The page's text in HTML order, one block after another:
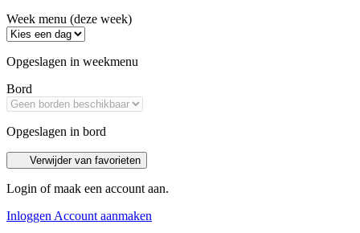
Week menu (deze week)
Opgeslagen in weekmenu
Bord
Opgeslagen in bord
Verwijder van favorieten
Login of maak een account aan.
InloggenAccount aanmaken